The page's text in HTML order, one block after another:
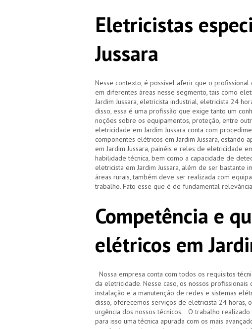
Eletricistas
Jussara
Nesse contexto, é possível aferir que o profissional
em diferentes áreas nesse segmento, tais como
Jardim Jussara, eletricista industrial, eletricista 24
disso, essa é uma profissão que exige tanto um
noções sobre os equipamentos, proteção, entre
eletricidade em Jardim Jussara conta com
componentes elétricos em Jardim Jussara, estando
em Jardim Jussara, painéis e reles de eletricidade
habilidade técnica, bem como a capacidade de
eletricista em Jardim Jussara, além de ser bastante
áreas rurais, também deve ser realizada com
trabalho. Fato esse que é de fundamental
Competência e
elétricos em
Nossa empresa conta com todos os requisitos
da eletricidade. Nesse caso, os nossos
instalação e a manutenção de redes e sistemas
disso, oferecemos serviços de eletricista 24 horas,
urgência dos nossos técnicos. O trabalho
para isso uma técnica apurada com os mais